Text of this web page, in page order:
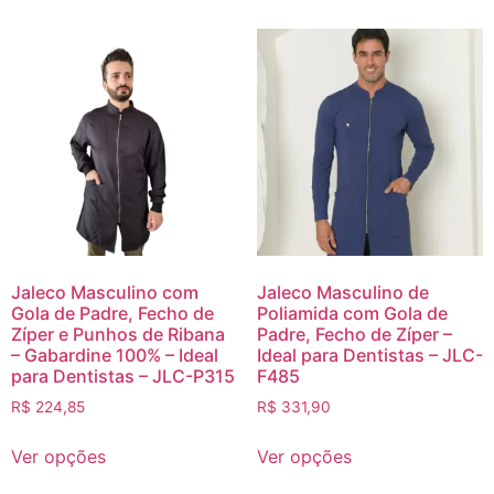
Jaleco Masculino com
Gola de Padre, Fecho de
Zíper e Punhos de Ribana
– Gabardine 100% – Ideal
para Dentistas – JLC-P315
R$ 224,85
Ver opções
Jaleco Masculino de
Poliamida com Gola de
Padre, Fecho de Zíper –
Ideal para Dentistas – JLC-
F485
R$ 331,90
Ver opções